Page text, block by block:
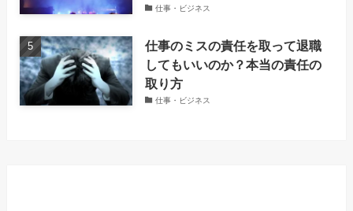
仕事・ビジネス
仕事のミスの責任を取って退職
してもいいのか？本当の責任の
取り方
仕事・ビジネス